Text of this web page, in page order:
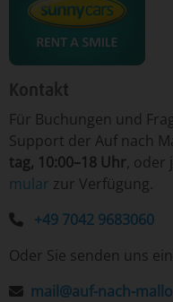
Kontakt
Für ­Bu­chun­gen un­d
Sup­port der Auf nach
tag, 10:00–18 Uhr, o­der
mu­lar ­zur Ver­fü­gung.
+49 7042 9683060
Oder Sie senden uns
mail@auf-nach-